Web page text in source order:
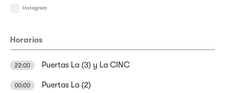
Instagram
Horarios
22:00 Puertas La (3) y La CINC
00:00 Puertas La (2)